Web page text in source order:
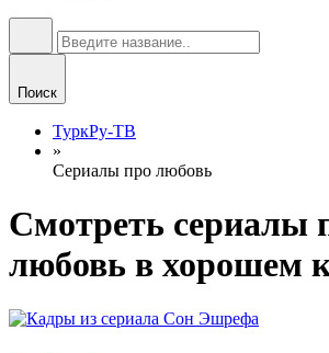
Поиск
ТуркРу-ТВ
»
Сериалы про любовь
Смотреть сериалы
любовь в хорошем